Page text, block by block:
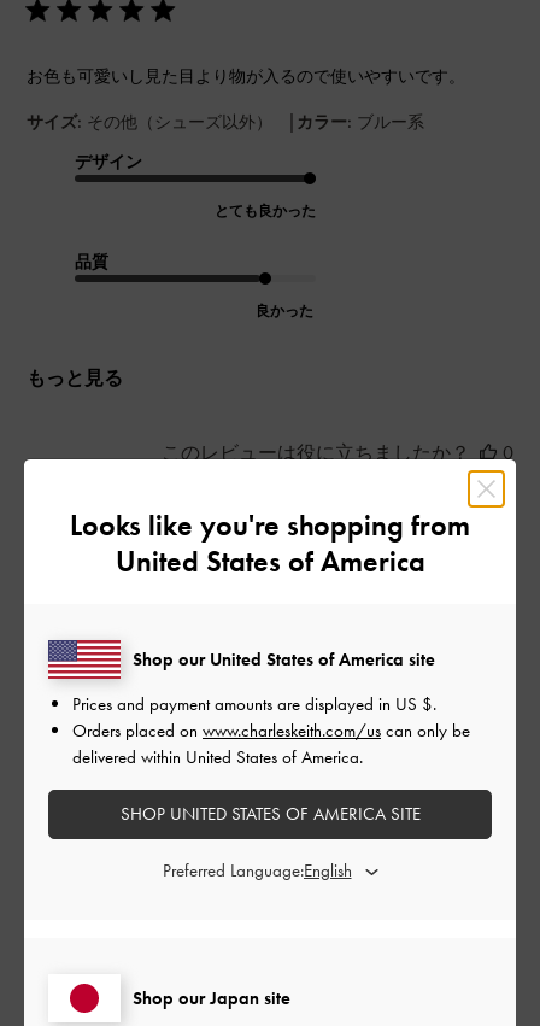
お色も可愛いし見た目より物が入るので使いやすいです。
サイズ: その他（シューズ以外） | カラー: ブルー系
デザイン
とても良かった
品質
良かった
もっと見る
このレビューは役に立ちましたか？
0
0
ご利用者様
店頭で見て一目惚れしました。
大きさ、色、形すべて可愛かっ
たので、どうしても欲しくてネ
ットで購入しました。 先日、娘
のブライダルフォトの撮影に
先日、娘のブライダルフォトの撮影に行く時に使用しました
が、特に服装とかも選ばないシンプルなデザインなのでとても
2026-06-13
Looks like you're shopping from
United States of America
Shop our Japan site
Shop our United States of America site
Prices and payment amounts are displayed in US $.
Orders placed on www.charleskeith.com/us can only be
delivered within United States of America.
SHOP UNITED STATES OF AMERICA SITE
Preferred Language: